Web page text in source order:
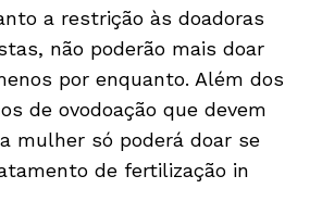
a restrição às doadoras
não poderão mais doar
por enquanto. Além dos
de ovodoação que devem
mulher só poderá doar se
de fertilização in